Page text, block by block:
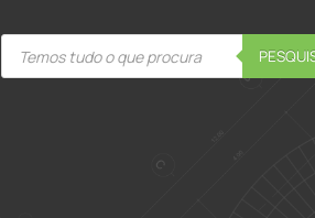
Products
search